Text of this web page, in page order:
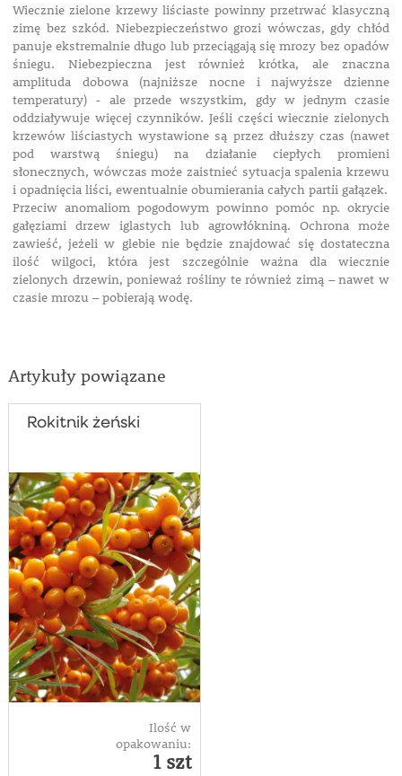
Wiecznie zielone krzewy liściaste powinny przetrwać klasyczną
zimę bez szkód. Niebezpieczeństwo grozi wówczas, gdy chłód
panuje ekstremalnie długo lub przeciągają się mrozy bez opadów
śniegu. Niebezpieczna jest również krótka, ale znaczna
amplituda dobowa (najniższe nocne i najwyższe dzienne
temperatury) - ale przede wszystkim, gdy w jednym czasie
oddziaływuje więcej czynników. Jeśli części wiecznie zielonych
krzewów liściastych wystawione są przez dłuższy czas (nawet
pod warstwą śniegu) na działanie ciepłych promieni
słonecznych, wówczas może zaistnieć sytuacja spalenia krzewu
i opadnięcia liści, ewentualnie obumierania całych partii gałązek.
Przeciw anomaliom pogodowym powinno pomóc np. okrycie
gałęziami drzew iglastych lub agrowłókniną. Ochrona może
zawieść, jeżeli w glebie nie będzie znajdować się dostateczna
ilość wilgoci, która jest szczególnie ważna dla wiecznie
zielonych drzewin, ponieważ rośliny te również zimą – nawet w
czasie mrozu – pobierają wodę.
Artykuły powiązane
Rokitnik żeński
Ilość w
opakowaniu:
1 szt